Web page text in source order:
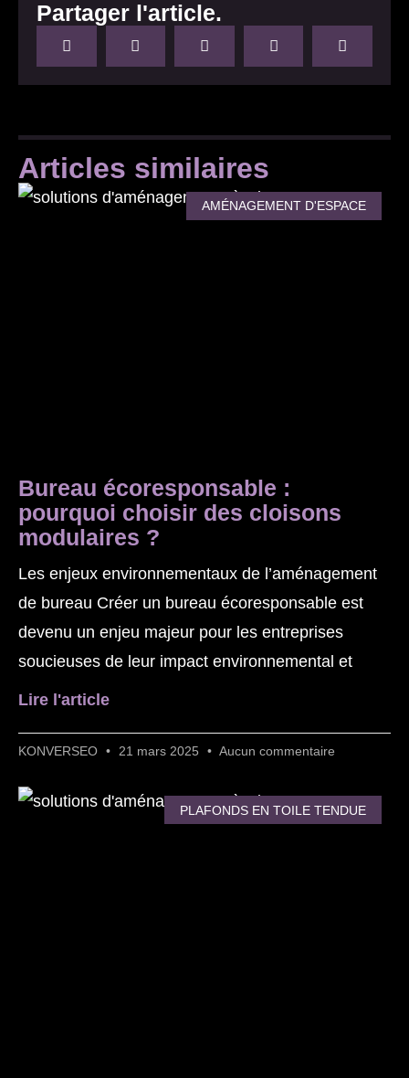
Partager l'article.
Articles similaires
AMÉNAGEMENT D'ESPACE
Bureau écoresponsable :
pourquoi choisir des cloisons
modulaires ?
Les enjeux environnementaux de l’aménagement
de bureau Créer un bureau écoresponsable est
devenu un enjeu majeur pour les entreprises
soucieuses de leur impact environnemental et
Lire l'article
KONVERSEO 21 mars 2025 Aucun commentaire
PLAFONDS EN TOILE TENDUE